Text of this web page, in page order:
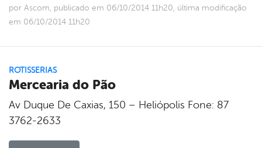
por Ascom, publicado em 06/10/2014 11h20, última modificação
em 06/10/2014 11h20
ROTISSERIAS
Mercearia do Pão
Av Duque De Caxias, 150 – Heliópolis Fone: 87
3762-2633